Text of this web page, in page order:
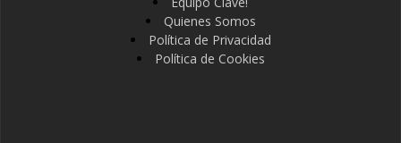
Quienes Somos
Política de Privacidad
Política de Cookies